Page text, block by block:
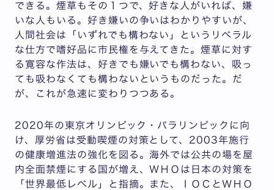
できる。煙草もその１つで、好きな人がいれば、嫌
いな人もいる。好き嫌いの争いはわかりやすいが、
人間社会は「いずれでも構わない」というリベラル
な仕方で嗜好品に市民権を与えてきた。煙草に対す
る寛容な作法は、好きでも嫌いでも構わない、吸っ
ても吸わなくても構わないというものだった。だ
が、これが急速に変わりつつある。
2020年の東京オリンピック・パラリンピックに向
け、厚労省は受動喫煙の対策として、2003年施行
の健康増進法の強化を図る。海外では公共の場を屋
内全面禁煙にする国が増え、ＷＨＯは日本の対策を
「世界最低レベル」と指摘。また、ＩＯＣとＷＨＯ